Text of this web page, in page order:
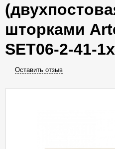
шторками
SET06-2-41-
Оставить отзыв